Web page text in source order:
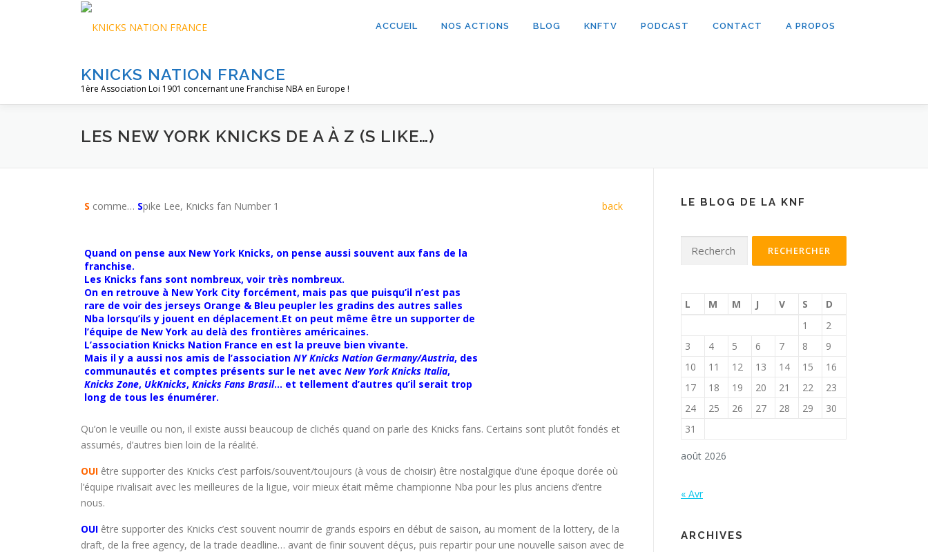
KNICKS NATION FRANCE
1ère Association Loi 1901 concernant une Franchise NBA en Europe !
ACCUEIL NOS ACTIONS BLOG KNFTV PODCAST CONTACT A PROPOS
LES NEW YORK KNICKS DE A À Z (S LIKE…)
S comme… Spike Lee, Knicks fan Number 1 back
Quand on pense aux New York Knicks, on pense aussi souvent aux fans de la
franchise.
Les Knicks fans sont nombreux, voir très nombreux.
On en retrouve à New York City forcément, mais pas que puisqu’il n’est pas
rare de voir des jerseys Orange & Bleu peupler les gradins des autres salles
Nba lorsqu’ils y jouent en déplacement.Et on peut même être un supporter de
l’équipe de New York au delà des frontières américaines.
L’association Knicks Nation France en est la preuve bien vivante.
Mais il y a aussi nos amis de l’association NY Knicks Nation Germany/Austria, des
communautés et comptes présents sur le net avec New York Knicks Italia,
Knicks Zone, UkKnicks, Knicks Fans Brasil… et tellement d’autres qu’il serait trop
long de tous les énumérer.
Qu’on le veuille ou non, il existe aussi beaucoup de clichés quand on parle des Knicks fans. Certains sont plutôt fondés et
assumés, d’autres bien loin de la réalité.
OUI être supporter des Knicks c’est parfois/souvent/toujours (à vous de choisir) être nostalgique d’une époque dorée où
l’équipe rivalisait avec les meilleures de la ligue, voir mieux était même championne Nba pour les plus anciens d’entre
nous.
OUI être supporter des Knicks c’est souvent nourrir de grands espoirs en début de saison, au moment de la lottery, de la
draft, de la free agency, de la trade deadline… avant de finir souvent déçus, puis repartir pour une nouvelle saison avec de
LE BLOG DE LA KNF
août 2026
L M M J V S
D
1
2
3
4 5 6 7 8
9
10
11 12 13 14 15
16
17
18 19 20 21 22
23
24
25 26 27 28 29
30
31
« Avr
ARCHIVES